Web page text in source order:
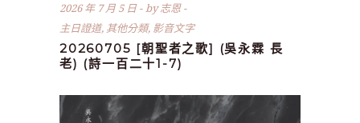
2026 年 7 月 5 日 by志恩
主日證道, 其他分類, 影音文字
20260705 [朝聖者之歌] (吳永霖 長
老) (詩一百二十1-7)